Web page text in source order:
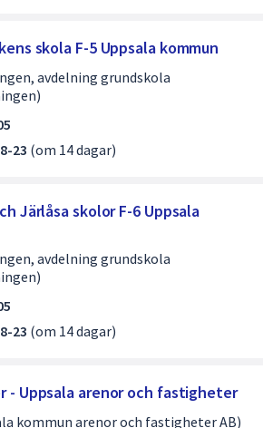
skola F-5 Uppsala kommun
avdelning grundskola
23 (om 14 dagar)
Järlåsa skolor F-6 Uppsala
avdelning grundskola
23 (om 14 dagar)
- Uppsala arenor och fastigheter
kommun arenor och fastigheter AB)